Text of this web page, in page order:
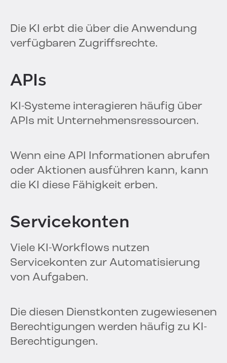
Die KI erbt die über die Anwendung
verfügbaren Zugriffsrechte.
APIs
KI-Systeme interagieren häufig über
APIs mit Unternehmensressourcen.
Wenn eine API Informationen abrufen
oder Aktionen ausführen kann, kann
die KI diese Fähigkeit erben.
Servicekonten
Viele KI-Workflows nutzen
Servicekonten zur Automatisierung
von Aufgaben.
Die diesen Dienstkonten zugewiesenen
Berechtigungen werden häufig zu KI-
Berechtigungen.